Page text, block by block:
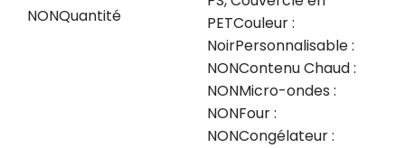
NONQuantité
PETCouleur :
NoirPersonnalisable :
NONContenu Chaud :
NONMicro-ondes :
NONFour :
NONCongélateur :